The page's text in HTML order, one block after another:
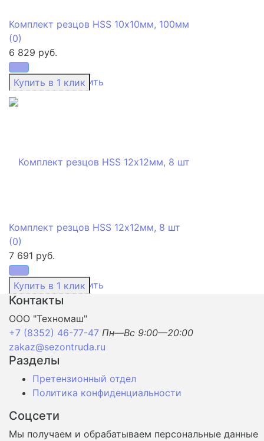
избранное сравнить
Комплект резцов HSS 10х10мм, 100мм
(0)
6 829 руб.
избранное сравнить
Комплект резцов HSS 12х12мм, 8 шт
(0)
7 691 руб.
Контакты
ООО "Техномаш"
+7 (8352) 46-77-47 Пн—Вс 9:00—20:00
zakaz@sezontruda.ru
Разделы
Претензионный отдел
Политика конфиденциальности
Соцсети
Мы получаем и обрабатываем персональные данные